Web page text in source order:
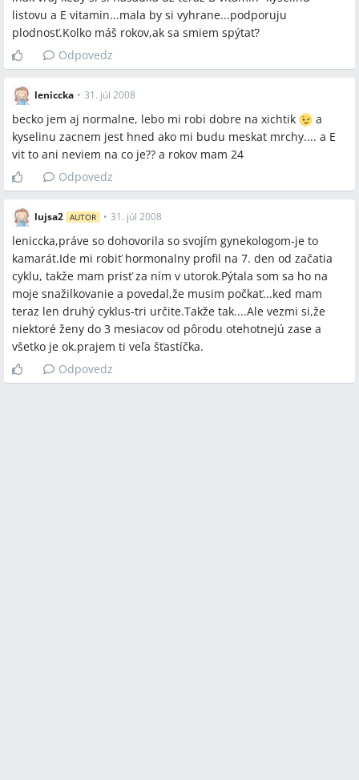
listovu a E vitamin...mala by si vyhrane...podporuju
plodnosť.Kolko máš rokov,ak sa smiem spýtať?
Odpovedz
leniccka • 31. júl 2008
becko jem aj normalne, lebo mi robi dobre na xichtik
a
kyselinu zacnem jest hned ako mi budu meskat mrchy.... a E
vit to ani neviem na co je?? a rokov mam 24
Odpovedz
lujsa2 AUTOR • 31. júl 2008
leniccka,práve so dohovorila so svojím gynekologom-je to
kamarát.Ide mi robiť hormonalny profil na 7. den od začatia
cyklu, takže mam prisť za ním v utorok.Pýtala som sa ho na
moje snažilkovanie a povedal,že musim počkať...ked mam
teraz len druhý cyklus-tri určite.Takže tak....Ale vezmi si,že
niektoré ženy do 3 mesiacov od pôrodu otehotnejú zase a
všetko je ok.prajem ti veľa šťastíčka.
Odpovedz